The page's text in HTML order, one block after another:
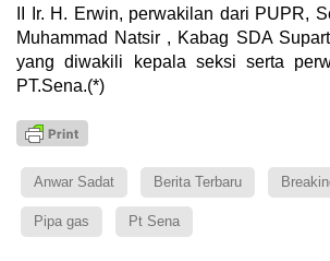
II Ir. H. Erwin, perwakilan dari PUPR,
Muhammad Natsir , Kabag SDA
yang diwakili kepala seksi serta
PT.Sena.(*)
Anwar Sadat Berita Terbaru
Pipa gas Pt Sena